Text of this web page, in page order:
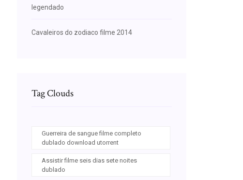
legendado
Cavaleiros do zodiaco filme 2014
Tag Clouds
Guerreira de sangue filme completo
dublado download utorrent
Assistir filme seis dias sete noites
dublado